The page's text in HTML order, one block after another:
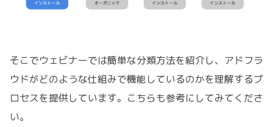
そこでウェビナーでは簡単な分類方法を紹介し、アドフラ
ウドがどのような仕組みで機能しているのかを理解するプ
ロセスを提供しています。こちらも参考にしてみてくださ
い。